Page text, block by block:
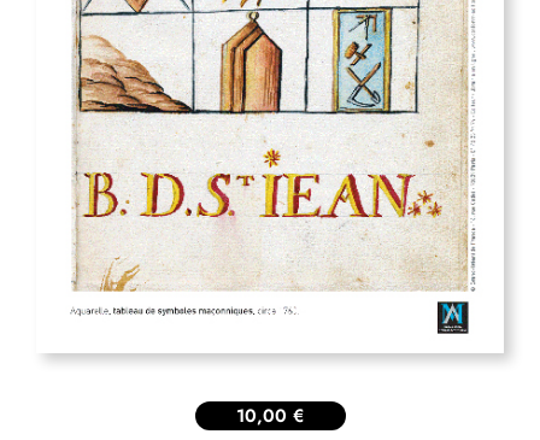
10,00 €